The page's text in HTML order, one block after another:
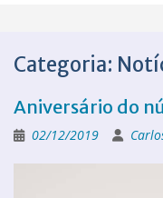
Categoria:
Aniversário do
02/12/2019